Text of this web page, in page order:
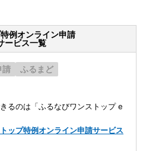
例オンライン申請
ービス一覧
請
ふるまど
るのは「ふるなびワンストップ e
ップ特例オンライン申請サービス